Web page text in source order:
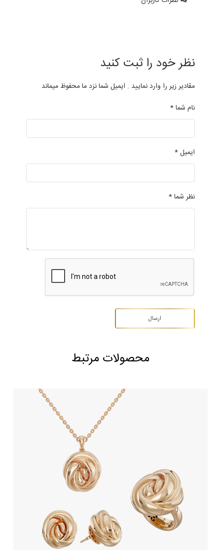
نظر خود را ثبت کنید
مقادیر زیر را وارد نمایید . ایمیل شما نزد ما محفوظ میماند
نام شما *
ایمیل *
نظر شما *
محصولات مرتبط
1,801,660,000 تومان